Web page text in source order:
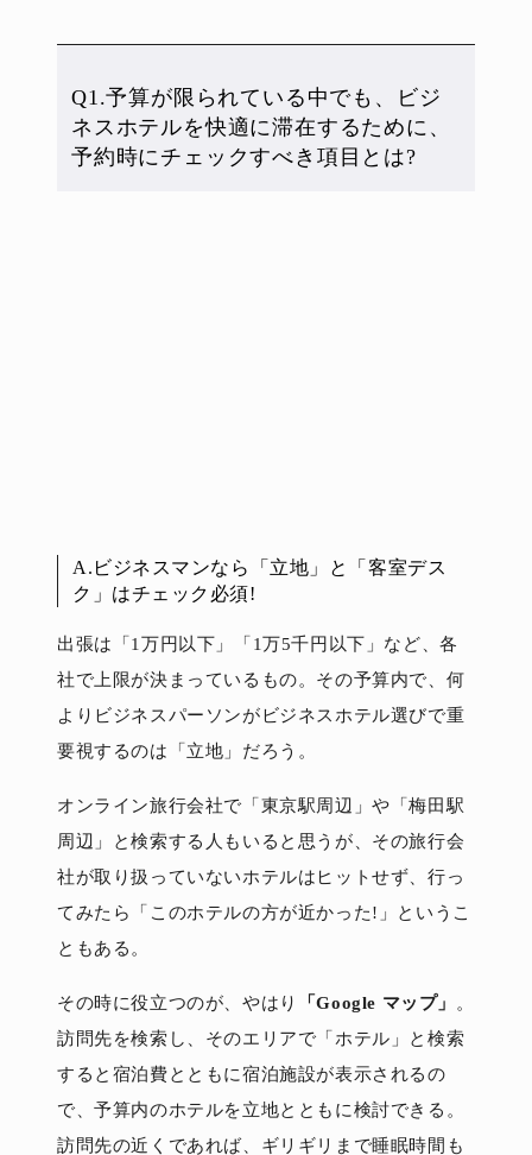
Q1.予算が限られている中でも、ビジ
ネスホテルを快適に滞在するために、
予約時にチェックすべき項目とは?
A.ビジネスマンなら「立地」と「客室デス
ク」はチェック必須!
出張は「1万円以下」「1万5千円以下」など、各
社で上限が決まっているもの。その予算内で、何
よりビジネスパーソンがビジネスホテル選びで重
要視するのは「立地」だろう。
オンライン旅行会社で「東京駅周辺」や「梅田駅
周辺」と検索する人もいると思うが、その旅行会
社が取り扱っていないホテルはヒットせず、行っ
てみたら「このホテルの方が近かった!」というこ
ともある。
その時に役立つのが、やはり 「Google マップ」
。
訪問先を検索し、そのエリアで「ホテル」と検索
すると宿泊費とともに宿泊施設が表示されるの
で、予算内のホテルを立地とともに検討できる。
訪問先の近くであれば、ギリギリまで睡眠時間も